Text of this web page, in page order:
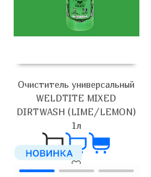
Очиститель универсальный
WELDTITE MIXED
DIRTWASH (LIME/LEMON)
1л